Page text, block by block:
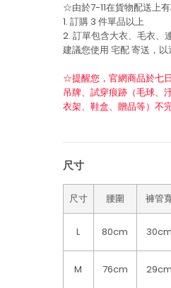
☆由於7-11在貨物配送上
1. 訂購 3 件單品以上
2. 訂單包含大衣、毛衣、
建議您使用 宅配寄送，以
☆提醒您，官網商品於七
吊牌、試穿痕跡（毛球、
衣架、鞋盒、贈品等）不
尺寸
尺寸 腰圍 褲管
L 80cm 30cm
M 76cm 29cm